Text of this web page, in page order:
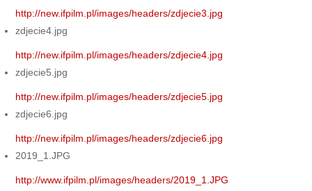
http://new.ifpilm.pl/images/headers/zdjecie3.jpg
zdjecie4.jpg
http://new.ifpilm.pl/images/headers/zdjecie4.jpg
zdjecie5.jpg
http://new.ifpilm.pl/images/headers/zdjecie5.jpg
zdjecie6.jpg
http://new.ifpilm.pl/images/headers/zdjecie6.jpg
2019_1.JPG
http://www.ifpilm.pl/images/headers/2019_1.JPG